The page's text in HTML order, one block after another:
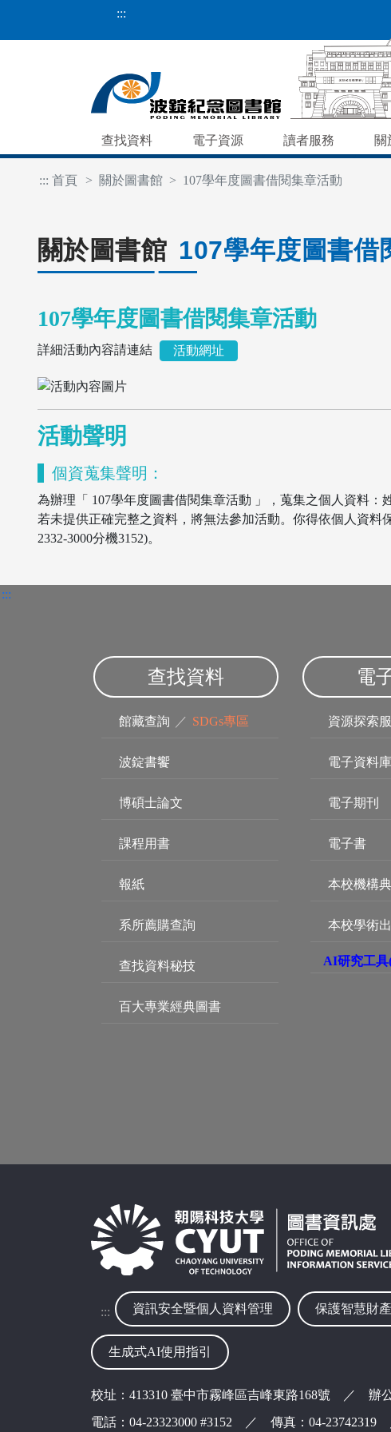
:::
查找資料 電子資源 讀者服務 關
::: 首頁 關於圖書館 107學年度圖書借閱集章活動
關於圖書館 107學年度圖書借
107學年度圖書借閱集章活動
詳細活動內容請連結 活動網址
活動聲明
個資蒐集聲明：
為辦理「 107學年度圖書借閱集章活動 」，蒐集之個人資料：
若未提供正確完整之資料，將無法參加活動。你得依個人資
2332-3000分機3152)。
:::
查找資料
館藏查詢 ／ SDGs專區
波錠書饗
博碩士論文
課程用書
報紙
系所薦購查詢
查找資料秘技
百大專業經典圖書
電
資源探索
電子資料庫
電子期刊
電子書
本校機構
本校學術
AI研究工具
::: 資訊安全暨個人資料管理 保護智慧財
生成式AI使用指引
校址：413310 臺中市霧峰區吉峰東路168號 ／ 辦
電話：04-23323000 #3152 ／ 傳真：04-